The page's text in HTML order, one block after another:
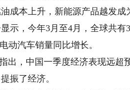
本上升，新能源产品越发成
示，今年3月至4月，全球共
动汽车销量同比增长。
，中国一季度经济表现远超
振了经济。